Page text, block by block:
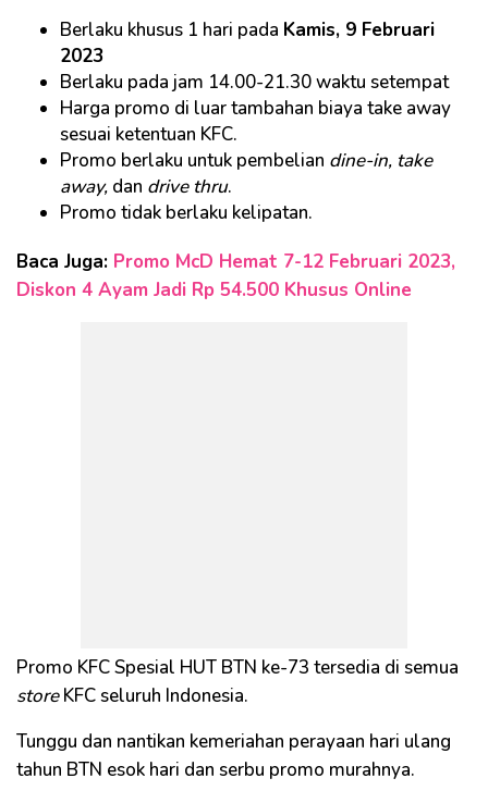
Berlaku khusus 1 hari pada Kamis, 9 Februari
2023
Berlaku pada jam 14.00-21.30 waktu setempat
Harga promo di luar tambahan biaya take away
sesuai ketentuan KFC.
Promo berlaku untuk pembelian dine-in, take
away, dan drive thru.
Promo tidak berlaku kelipatan.
Baca Juga: Promo McD Hemat 7-12 Februari 2023,
Diskon 4 Ayam Jadi Rp 54.500 Khusus Online
Promo KFC Spesial HUT BTN ke-73 tersedia di semua
storeKFC seluruh Indonesia.
Tunggu dan nantikan kemeriahan perayaan hari ulang
tahun BTN esok hari dan serbu promo murahnya.